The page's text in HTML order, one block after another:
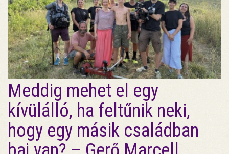
Meddig mehet el egy
kívülálló, ha feltűnik neki,
hogy egy másik családban